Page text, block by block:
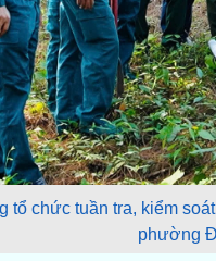
tổ chức tuần tra, kiểm
phường